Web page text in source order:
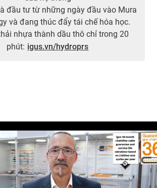
đầu tư từ những ngày đầu vào Mura
và đang thúc đẩy tái chế hóa học.
nhựa thành dầu thô chỉ trong 20
phút: igus.vn/hydroprs